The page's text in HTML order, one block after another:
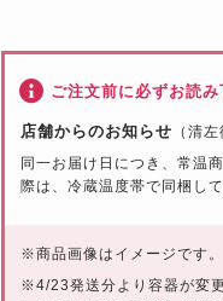
ご注文前に必ずお読み
店舗からのお知らせ （清左
同一お届け日につき、常温
際は、冷蔵温度帯で同梱し
※商品画像はイメージです。
※4/23発送分より容器が変